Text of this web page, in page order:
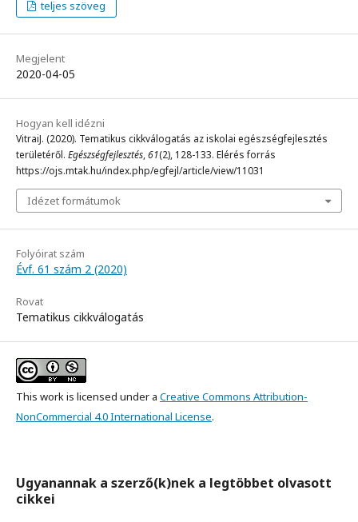
teljes szöveg
Megjelent
2020-04-05
Hogyan kell idézni
VitraiJ. (2020). Tematikus cikkválogatás az iskolai egészségfejlesztés
területéről. Egészségfejlesztés,61(2), 128-133. Elérés forrás
https://ojs.mtak.hu/index.php/egfejl/article/view/11031
Idézet formátumok
Folyóirat szám
Évf. 61 szám 2 (2020)
Rovat
Tematikus cikkválogatás
This work is licensed under a Creative Commons Attribution-
NonCommercial 4.0 International License.
Ugyanannak a szerző(k)nek a legtöbbet olvasott
cikkei